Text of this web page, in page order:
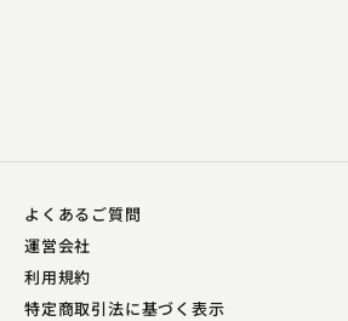
強情灸
よくあるご質問
運営会社
利用規約
特定商取引法に基づく表示